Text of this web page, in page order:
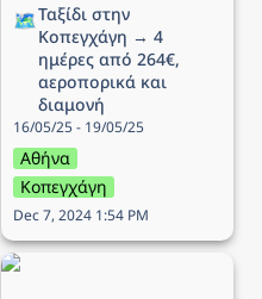
🗺️Ταξίδι στην
Κοπεγχάγη → 4
ημέρες από 264€,
αεροπορικά και
διαμονή
16/05/25 - 19/05/25
Αθήνα
Κοπεγχάγη
Dec 7, 2024 1:54 PM
Ταξίδι στο Δουβλίνο → 5